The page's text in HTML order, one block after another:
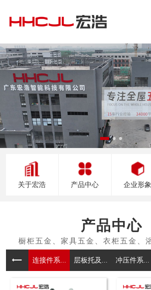
关于宏浩 产品中心 企业形象
产品中心
连接件系... 层板托及... 冲压件系...